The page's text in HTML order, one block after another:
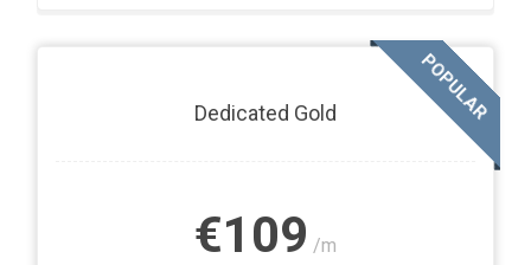
Dedicated Gold
€109 /m
POPULAR